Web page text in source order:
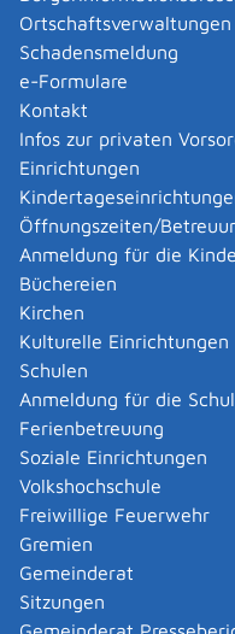
Ortschaftsverwaltungen
Schadensmeldung
e-Formulare
Kontakt
Infos zur privaten
Einrichtungen
Öffnungszeiten/
Anmeldung für die
Büchereien
Kirchen
Kulturelle Einrichtungen
Schulen
Anmeldung für die
Ferienbetreuung
Soziale Einrichtungen
Volkshochschule
Freiwillige Feuerwehr
Gremien
Gemeinderat
Sitzungen
e.V.
Kurzbeschreibung
instagram:
Facebook: FFSonnenbühl
Mehr …
Mehr …
Verein für kleine Helden
Verein für kleine
Kurzbeschreibung
Förderverein für
Mehr …
| |